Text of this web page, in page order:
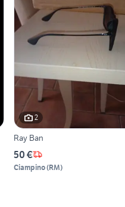
2
Ray Ban
50 €
Ciampino(RM)